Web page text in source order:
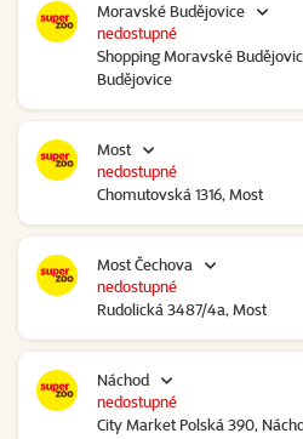
Moravské Budějovice
Shopping Moravské
Budějovice
nedostupné
Most
Chomutovská 1316, Most
nedostupné
Most Čechova
Rudolická 3487/4a, Most
nedostupné
Náchod
City Market Polská 390,
nedostupné